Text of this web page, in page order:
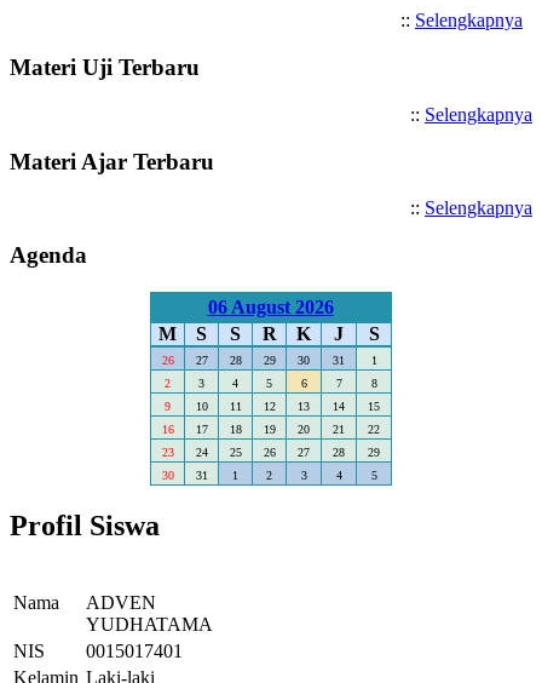
:: Selengkapnya
Materi Uji Terbaru
:: Selengkapnya
Materi Ajar Terbaru
:: Selengkapnya
Agenda
06 August 2026
M
S S R K J S
26 27 28 29 30 31
1
2
3 4 5 6 7
8
9
10 11 12 13 14
15
16
17 18 19 20 21
22
23
24 25 26 27 28
29
30
31 1 2 3 4 5
Profil Siswa
Nama
ADVEN
YUDHATAMA
NIS
0015017401
Kelamin Laki-laki